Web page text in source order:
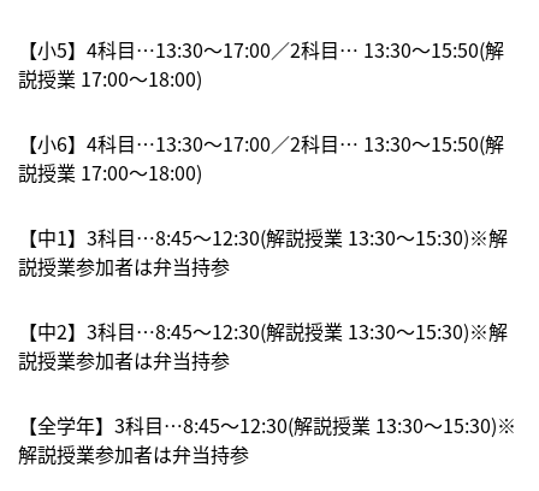
【小5】4科目…13:30〜17:00／2科目… 13:30〜15:50(解
説授業 17:00～18:00)
【小6】4科目…13:30〜17:00／2科目… 13:30〜15:50(解
説授業 17:00～18:00)
【中1】3科目…8:45〜12:30(解説授業 13:30～15:30)※解
説授業参加者は弁当持参
【中2】3科目…8:45〜12:30(解説授業 13:30～15:30)※解
説授業参加者は弁当持参
【全学年】3科目…8:45〜12:30(解説授業 13:30～15:30)※
解説授業参加者は弁当持参